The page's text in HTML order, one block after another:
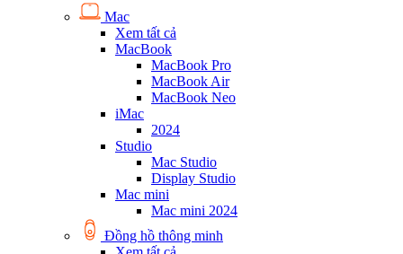
Mac
Xem tất cả
MacBook
MacBook Pro
MacBook Air
MacBook Neo
iMac
2024
Studio
Mac Studio
Display Studio
Mac mini
Mac mini 2024
Đồng hồ thông minh